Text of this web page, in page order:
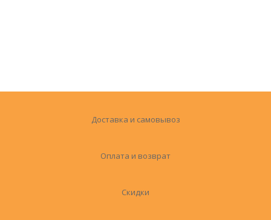
Доставка и самовывоз
Оплата и возврат
Скидки